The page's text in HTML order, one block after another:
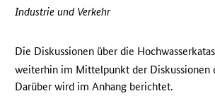
Industrie und Verkehr
Die Diskussionen über die
weiterhin im Mittelpunkt der Diskussionen
Darüber wird im Anhang berichtet.